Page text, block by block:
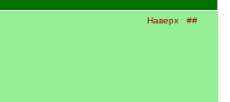
Наверх ##